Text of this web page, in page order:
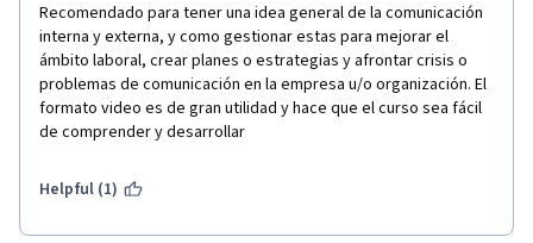
Recomendado para tener una idea general de la comunicación
interna y externa, y como gestionar estas para mejorar el
ámbito laboral, crear planes o estrategias y afrontar crisis o
problemas de comunicación en la empresa u/o organización. El
formato video es de gran utilidad y hace que el curso sea fácil
de comprender y desarrollar
Helpful (1)